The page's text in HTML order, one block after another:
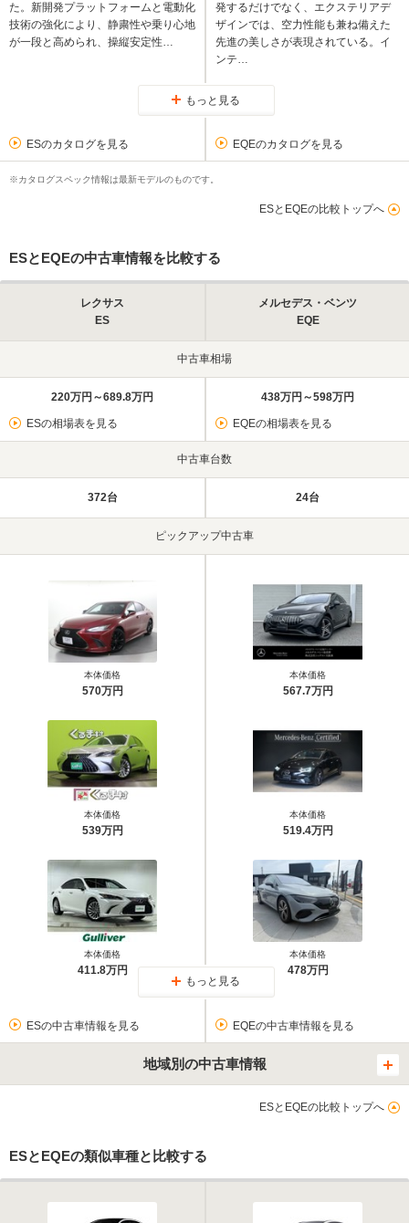
た。新開発プラットフォームと電動化
技術の強化により、静粛性や乗り心地
が一段と高められ、操縦安定性…
発するだけでなく、エクステリアデ
ザインでは、空力性能も兼ね備えた
先進の美しさが表現されている。イ
ンテ…
もっと見る
ESのカタログを見る EQEのカタログを見る
※カタログスペック情報は最新モデルのものです。
ESとEQEの比較トップへ
ESとEQEの中古車情報を比較する
レクサス
ES
メルセデス・ベンツ
EQE
中古車相場
220万円～689.8万円
ESの相場表を見る
438万円～598万円
EQEの相場表を見る
中古車台数
372台 24台
ピックアップ中古車
本体価格
570万円
本体価格
539万円
本体価格
411.8万円
本体価格
567.7万円
本体価格
519.4万円
本体価格
478万円
もっと見る
ESの中古車情報を見る EQEの中古車情報を見る
地域別の中古車情報
ESとEQEの比較トップへ
ESとEQEの類似車種と比較する